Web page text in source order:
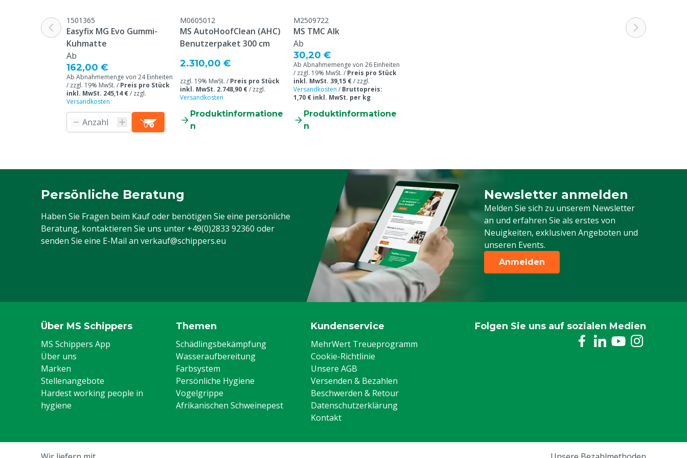
1501365
Easyfix MG Evo Gummi-
Kuhmatte
Ab
162,00 €
Ab Abnahmemenge von 24 Einheiten
/ zzgl. 19% MwSt. / Preis pro Stück
inkl. MwSt. 245,14 €/ zzgl.
Versandkosten
M0605012
MS AutoHoofClean (AHC)
Benutzerpaket 300 cm
2.310,00 €
zzgl. 19% MwSt. / Preis pro Stück
inkl. MwSt. 2.748,90 €/ zzgl.
Versandkosten
Produktinformatione
n
M2509722
MS TMC Alk
Ab
30,20 €
Ab Abnahmemenge von 26 Einheiten
/ zzgl. 19% MwSt. / Preis pro Stück
inkl. MwSt. 39,15 €/ zzgl.
Versandkosten / Bruttopreis:
1,70 € inkl. MwSt. per kg
Produktinformatione
n
Persönliche Beratung
Haben Sie Fragen beim Kauf oder benötigen Sie eine persönliche
Beratung, kontaktieren Sie uns unter +49(0)2833 92360 oder
senden Sie eine E-Mail an verkauf@schippers.eu
Newsletter anmelden
Melden Sie sich zu unserem Newsletter
an und erfahren Sie als erstes von
Neuigkeiten, exklusiven Angeboten und
unseren Events.
Melden Sie sich für unseren Newsletter
Anmelden
Über MS Schippers
MS Schippers App
Über uns
Marken
Stellenangebote
Hardest working people in
hygiene
Themen
Schädlingsbekämpfung
Wasseraufbereitung
Farbsystem
Persönliche Hygiene
Vogelgrippe
Afrikanischen Schweinepest
Kundenservice
MehrWert Treueprogramm
Cookie-Richtlinie
Unsere AGB
Versenden & Bezahlen
Beschwerden & Retour
Datenschutzerklärung
Kontakt
Folgen Sie uns auf sozialen Medien